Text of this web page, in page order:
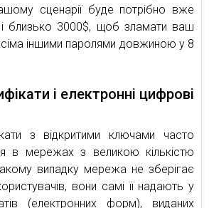
сценарії буде потрібно вже
близько 3000$, щоб зламати ваш
іншими паролями довжиною у 8
і електронні цифрові
з відкритими ключами часто
в мережах з великою кількістю
випадку мережа не зберігає
вони самі її надають у
(електронних форм), виданих